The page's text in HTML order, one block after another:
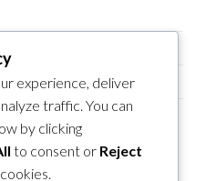
experience, deliver
traffic. You can
by clicking
to consent or Reject